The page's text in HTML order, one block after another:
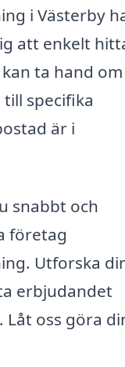
i Västerby
att enkelt
ta hand om
specifika
är i
snabbt och
företag
Utforska
erbjudandet
Låt oss göra